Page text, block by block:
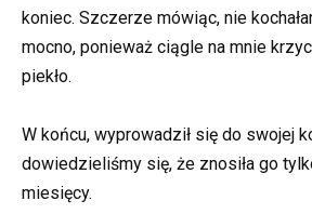
koniec. Szczerze mówiąc, nie
mocno, ponieważ ciągle na mnie
piekło.
W końcu, wyprowadził się do swojej
dowiedzieliśmy się, że znosiła go
miesięcy.